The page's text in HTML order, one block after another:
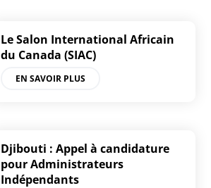
Le Salon International Africain
du Canada (SIAC)
EN SAVOIR PLUS
Djibouti : Appel à candidature
pour Administrateurs
Indépendants